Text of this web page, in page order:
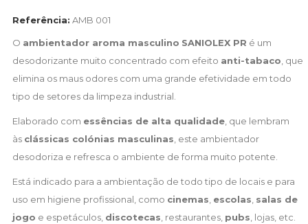
Referência: AMB 001
O ambientador aroma masculino SANIOLEX PR é um
desodorizante muito concentrado com efeito anti-tabaco , que
elimina os maus odores com uma grande efetividade em todo
tipo de setores da limpeza industrial.
Elaborado com essências de alta qualidade, que lembram
às clássicas colónias masculinas , este ambientador
desodoriza e refresca o ambiente de forma muito potente.
Está indicado para a ambientação de todo tipo de locais e para
uso em higiene profissional, como cinemas escolas salas de
jogo e espetáculos, discotecas , restaurantes, pubs , lojas, etc.